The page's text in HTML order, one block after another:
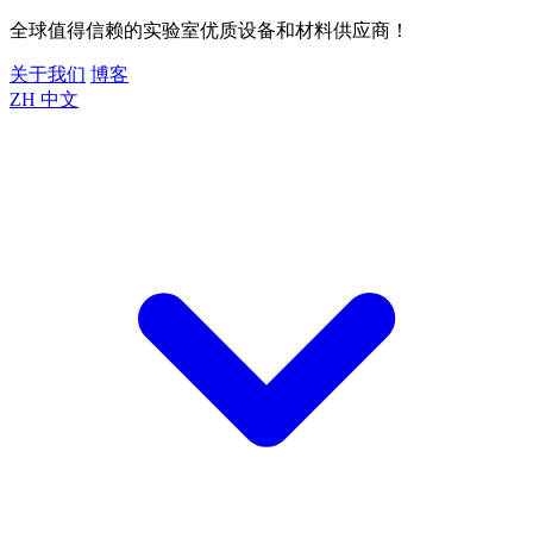
全球值得信赖的实验室优质设备和材料供应商！
关于我们 博客
ZH 中文